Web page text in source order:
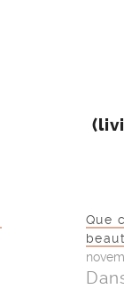
Que